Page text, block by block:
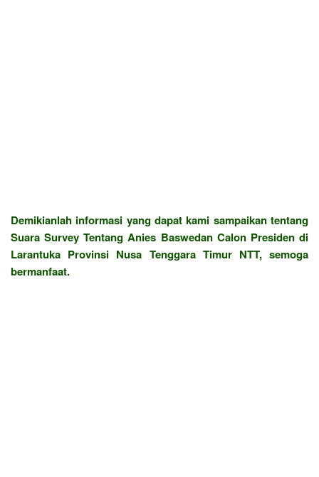
Demikianlah informasi yang dapat kami sampaikan tentang
Suara Survey Tentang Anies Baswedan Calon Presiden di
Larantuka Provinsi Nusa Tenggara Timur NTT, semoga
bermanfaat.